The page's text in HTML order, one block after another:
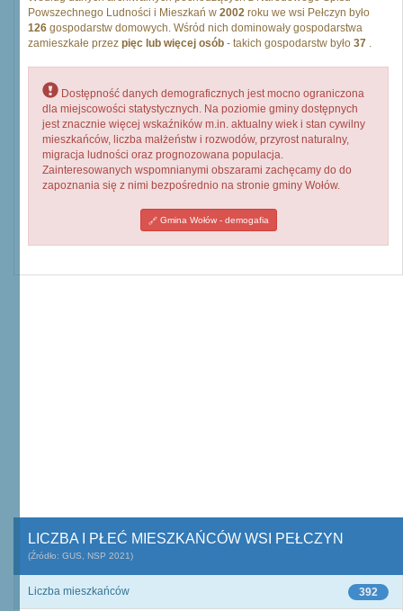
Powszechnego Ludności i Mieszkań w 2002 roku we wsi Pełczyn było
126 gospodarstw domowych. Wśród nich dominowały gospodarstwa
zamieszkałe przez pięc lub więcej osób - takich gospodarstw było 37 .
Dostępność danych demograficznych jest mocno ograniczona
dla miejscowości statystycznych. Na poziomie gminy dostępnych
jest znacznie więcej wskaźników m.in. aktualny wiek i stan cywilny
mieszkańców, liczba małżeństw i rozwodów, przyrost naturalny,
migracja ludności oraz prognozowana populacja.
Zainteresowanych wspomnianymi obszarami zachęcamy do do
zapoznania się z nimi bezpośrednio na stronie gminy Wołów.
Gmina Wołów - demogafia
LICZBA I PŁEĆ MIESZKAŃCÓW WSI PEŁCZYN
(Źródło: GUS, NSP 2021)
392
Liczba mieszkańców